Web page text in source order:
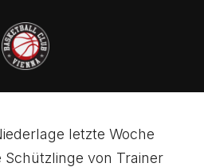
TEAM DER
2
letzte Woche
Schützlinge von Trainer